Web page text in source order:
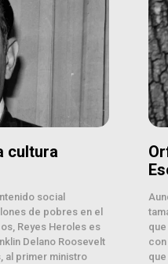
cultura
social
de pobres en el
Reyes Heroles es
Delano Roosevelt
al primer ministro